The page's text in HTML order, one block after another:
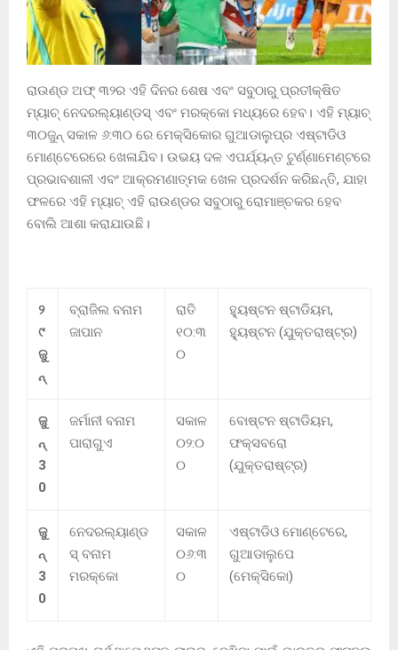
ରାଉଣ୍ଡ ଅଫ୍ ୩୨ର ଏହି ଦିନର ଶେଷ ଏବଂ ସବୁଠାରୁ ପ୍ରତୀକ୍ଷିତ
ମ୍ୟାଚ୍ ନେଦରଲ୍ୟାଣ୍ଡସ୍ ଏବଂ ମରକ୍କୋ ମଧ୍ୟରେ ହେବ। ଏହି ମ୍ୟାଚ୍
୩୦ଜୁନ୍ ସକାଳ ୬:୩୦ ରେ ମେକ୍ସିକୋର ଗୁଆଡାଲୁପ୍‌ର ଏଷ୍ଟାଡିଓ
ମୋଣ୍ଟେରେରେ ଖେଳାଯିବ। ଉଭୟ ଦଳ ଏପର୍ଯ୍ୟନ୍ତ ଟୁର୍ଣ୍ଣାମେଣ୍ଟରେ
ପ୍ରଭାବଶାଳୀ ଏବଂ ଆକ୍ରମଣାତ୍ମକ ଖେଳ ପ୍ରଦର୍ଶନ କରିଛନ୍ତି, ଯାହା
ଫଳରେ ଏହି ମ୍ୟାଚ୍ ଏହି ରାଉଣ୍ଡର ସବୁଠାରୁ ରୋମାଞ୍ଚକର ହେବ
ବୋଲି ଆଶା କରାଯାଉଛି।
୨
୯
ଜୁ
ନ୍
ବ୍ରାଜିଲ ବନାମ
ଜାପାନ
ରାତି
୧୦:୩
୦
ହ୍ୟୁଷ୍ଟନ ଷ୍ଟାଡିୟମ,
ହ୍ୟୁଷ୍ଟନ (ଯୁକ୍ତରାଷ୍ଟ୍ର)
ଜୁ
ନ୍
3
0
ଜର୍ମାନୀ ବନାମ
ପାରାଗୁଏ
ସକାଳ
୦୨:୦
୦
ବୋଷ୍ଟନ ଷ୍ଟାଡିୟମ,
ଫକ୍ସବରୋ
(ଯୁକ୍ତରାଷ୍ଟ୍ର)
ଜୁ
ନ୍
3
0
ନେଦରଲ୍ୟାଣ୍ଡ
ସ୍ ବନାମ
ମରକ୍କୋ
ସକାଳ
୦୬:୩
୦
ଏଷ୍ଟାଡିଓ ମୋଣ୍ଟେରେ,
ଗୁଆଡାଲୁପେ ​​
(ମେକ୍ସିକୋ)